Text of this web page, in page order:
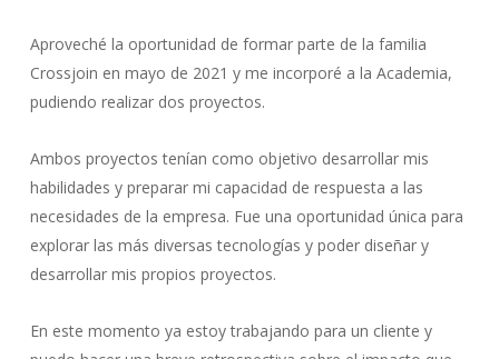
Aproveché la oportunidad de formar parte de la familia
Crossjoin en mayo de 2021 y me incorporé a la Academia,
pudiendo realizar dos proyectos.
Ambos proyectos tenían como objetivo desarrollar mis
habilidades y preparar mi capacidad de respuesta a las
necesidades de la empresa. Fue una oportunidad única para
explorar las más diversas tecnologías y poder diseñar y
desarrollar mis propios proyectos.
En este momento ya estoy trabajando para un cliente y